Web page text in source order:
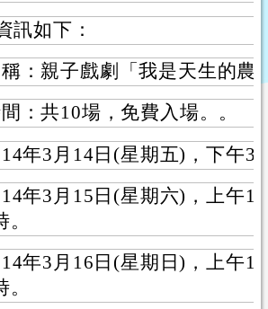
訊如下：
：親子戲劇「我是天生的農
：共10場，免費入場。。
年3月14日(星期五)，下午3
年3月15日(星期六)，上午
。
年3月16日(星期日)，上午
。